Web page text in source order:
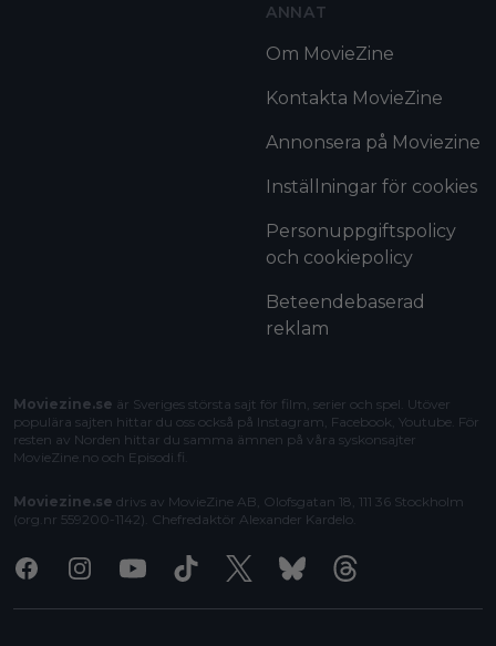
ANNAT
Om MovieZine
Kontakta MovieZine
Annonsera på Moviezine
Inställningar för cookies
Personuppgiftspolicy
och cookiepolicy
Beteendebaserad
reklam
Moviezine.se är Sveriges största sajt för film, serier och spel. Utöver
populära sajten hittar du oss också på Instagram, Facebook, Youtube. För
resten av Norden hittar du samma ämnen på våra syskonsajter
MovieZine.no och Episodi.fi
Moviezine.se drivs av MovieZine AB, Olofsgatan 18, 111 36 Stockholm
(org.nr 559200-1142). Chefredaktör Alexander Kardelo
FacebookInstagramYoutubeTiktok X BlueskyThreads